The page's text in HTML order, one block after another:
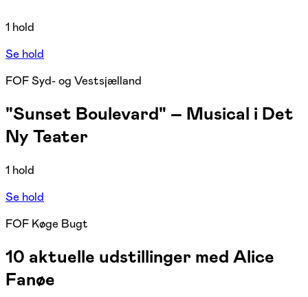
1 hold
Se hold
FOF Syd- og Vestsjælland
"Sunset Boulevard" – Musical i Det
Ny Teater
1 hold
Se hold
FOF Køge Bugt
10 aktuelle udstillinger med Alice
Fanøe